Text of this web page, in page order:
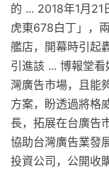
的 ... 2018年1月
虎東678白丁」，
艦店，開幕時引起
引進該 ... 博報堂
灣廣告市場，且能
方案，盼透過將格
長，拓展在台廣告
協助台灣廣告業發
投資公司，公開收